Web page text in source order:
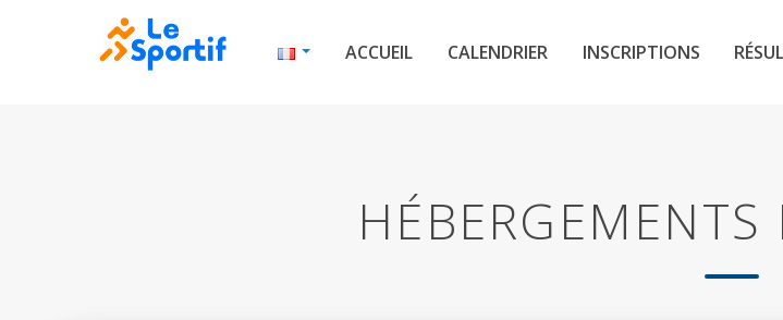
ACCUEIL CALENDRIER INSCRIPTIONS